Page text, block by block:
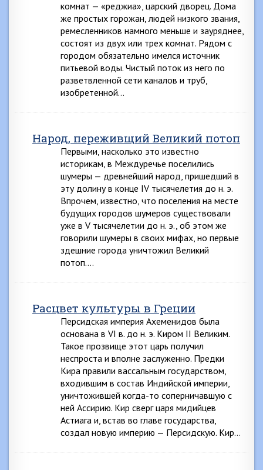
комнат — «реджиа», царский дворец. Дома
же простых горожан, людей низкого звания,
ремесленников намного меньше и зауряднее,
состоят из двух или трех комнат. Рядом с
городом обязательно имелся источник
питьевой воды. Чистый поток из него по
разветвленной сети каналов и труб,
изобретенной…
Народ, переживщий Великий потоп
Первыми, насколько это известно
историкам, в Междуречье поселились
шумеры — древнейший народ, пришедший в
эту долину в конце IV тысячелетия до н. э.
Впрочем, известно, что поселения на месте
будущих городов шумеров существовали
уже в V тысячелетии до н. э., об этом же
говорили шумеры в своих мифах, но первые
здешние города уничтожил Великий
потоп….
Расцвет культуры в Греции
Персидская империя Ахеменидов была
основана в VI в. до н. э. Киром II Великим.
Такое прозвище этот царь получил
неспроста и вполне заслуженно. Предки
Кира правили вассальным государством,
входившим в состав Индийской империи,
уничтожившей когда-то соперничавшую с
ней Ассирию. Кир сверг царя мидийцев
Астиага и, встав во главе государства,
создал новую империю — Персидскую. Кир…